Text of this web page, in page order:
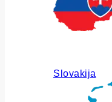
Slovakija